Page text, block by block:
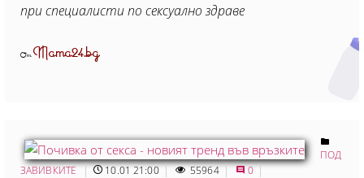
при специалисти по сексуално здраве
ОтMama24.bg
ПОД
ЗАВИВКИТЕ
10.01 21:00 55964 0